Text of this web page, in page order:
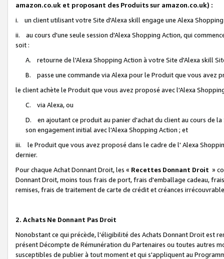
amazon.co.uk et proposant des Produits sur amazon.co.uk) :
i. un client utilisant votre Site d'Alexa skill engage une Alexa
ii. au cours d'une seule session d'Alexa Shopping Action, qui
soit :
A. retourne de l'Alexa Shopping Action à votre Site d'Alexa skill
B. passe une commande via Alexa pour le Produit que vous avez
le client achète le Produit que vous avez proposé avec l'Alexa
C. via Alexa, ou
D. en ajoutant ce produit au panier d'achat du client au cours de
son engagement initial avec l'Alexa Shopping Action ; et
iii. le Produit que vous avez proposé dans le cadre de l' Alexa
dernier.
Pour chaque Achat Donnant Droit, les « Recettes Donnant Droit »
Donnant Droit, moins tous frais de port, frais d'emballage cadeau,
remises, frais de traitement de carte de crédit et créances
2. Achats Ne Donnant Pas Droit
Nonobstant ce qui précède, l'éligibilité des Achats Donnant Droit est
présent Décompte de Rémunération du Partenaires ou toutes autres
susceptibles de publier à tout moment et qui s'appliquent au